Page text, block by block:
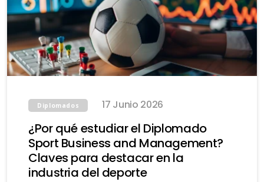
Diplomados 17 Junio 2026
¿Por qué estudiar el Diplomado
Sport Business and Management?
Claves para destacar en la
industria del deporte